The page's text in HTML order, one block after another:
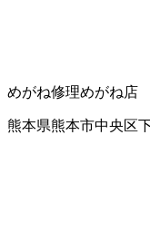
めがね修理めがね店
熊本県熊本市中央区